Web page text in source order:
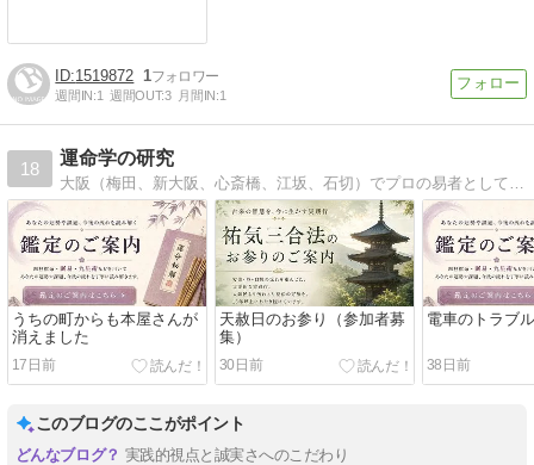
1519872 1
週間IN:1 週間OUT:3 月間IN:1
18
運命学の研究
大阪（梅田、新大阪、心斎橋、江坂、石切）でプロの易者として活動しています。運勢を開く方法を皆さんにお伝えしています。
うちの町からも本屋さんが
消えました
17日前
天赦日のお参り（参加者募
集）
30日前
電車のトラブル
38日前
このブログのここがポイント
実践的視点と誠実さへのこだわり